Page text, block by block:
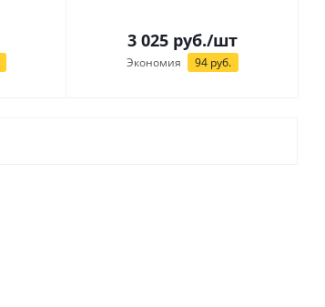
3 025 руб./шт
Экономия 94 руб.